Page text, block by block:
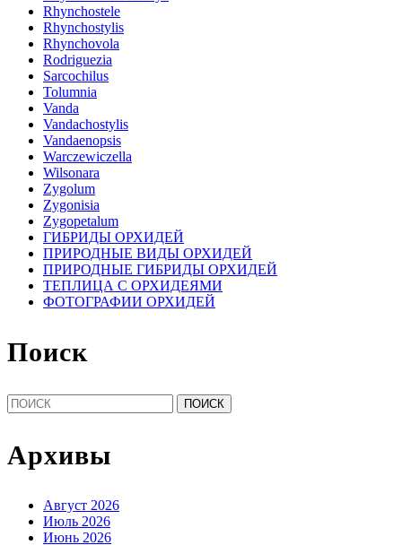
Rhynchostele
Rhynchostylis
Rhynchovola
Rodriguezia
Sarcochilus
Tolumnia
Vanda
Vandachostylis
Vandaenopsis
Warczewiczella
Wilsonara
Zygolum
Zygonisia
Zygopetalum
ГИБРИДЫ ОРХИДЕЙ
ПРИРОДНЫЕ ВИДЫ ОРХИДЕЙ
ПРИРОДНЫЕ ГИБРИДЫ ОРХИДЕЙ
ТЕПЛИЦА С ОРХИДЕЯМИ
ФОТОГРАФИИ ОРХИДЕЙ
Поиск
Найти:
Архивы
Август 2026
Июль 2026
Июнь 2026